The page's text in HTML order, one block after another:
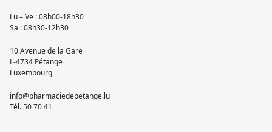
Lu – Ve : 08h00-18h30
Sa : 08h30-12h30
10 Avenue de la Gare
L-4734 Pétange
Luxembourg
info@pharmaciedepetange.lu
Tél.50 70 41